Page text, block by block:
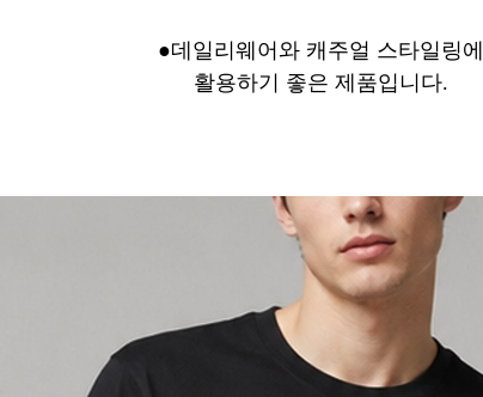
●데일리웨어와 캐주얼 스타일링에
활용하기 좋은 제품입니다.